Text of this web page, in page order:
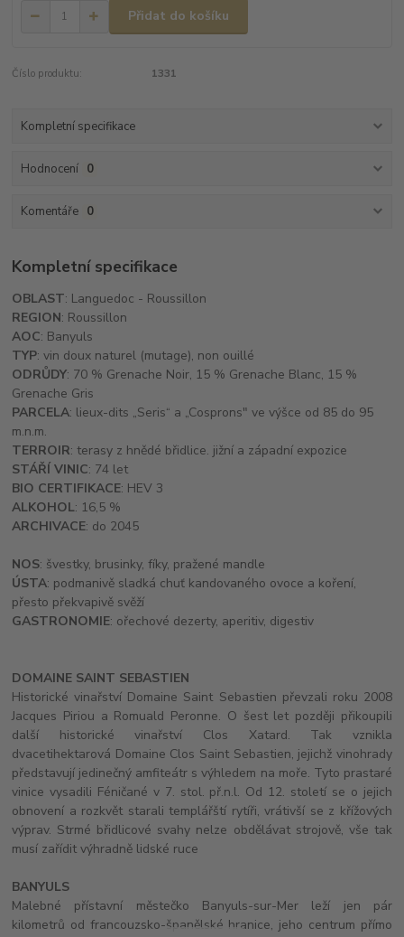
Přidat do košíku
Číslo produktu: 1331
Kompletní specifikace
Hodnocení 0
Komentáře 0
Kompletní specifikace
OBLAST: Languedoc - Roussillon
REGION: Roussillon
AOC: Banyuls
TYP: vin doux naturel (mutage), non ouillé
ODRŮDY: 70 % Grenache Noir, 15 % Grenache Blanc, 15 %
Grenache Gris
PARCELA: lieux-dits „Seris“ a „Cosprons" ve výšce od 85 do 95
m.n.m.
TERROIR: terasy z hnědé břidlice. jižní a západní expozice
STÁŘÍ VINIC: 74 let
BIO CERTIFIKACE: HEV 3
ALKOHOL: 16,5 %
ARCHIVACE: do 2045
NOS: švestky, brusinky, fíky, pražené mandle
ÚSTA: podmanivě sladká chuť kandovaného ovoce a koření,
přesto překvapivě svěží
GASTRONOMIE: ořechové dezerty, aperitiv, digestiv
DOMAINE SAINT SEBASTIEN
Historické vinařství Domaine Saint Sebastien převzali roku 2008
Jacques Piriou a Romuald Peronne. O šest let později přikoupili
další historické vinařství Clos Xatard. Tak vznikla
dvacetihektarová Domaine Clos Saint Sebastien, jejichž vinohrady
představují jedinečný amfiteátr s výhledem na moře. Tyto prastaré
vinice vysadili Féničané v 7. stol. př.n.l. Od 12. století se o jejich
obnovení a rozkvět starali templářští rytíři, vrátivší se z křížových
výprav. Strmé břidlicové svahy nelze obdělávat strojově, vše tak
musí zařídit výhradně lidské ruce
BANYULS
Malebné přístavní městečko Banyuls-sur-Mer leží jen pár
kilometrů od francouzsko-španělské hranice, jeho centrum přímo